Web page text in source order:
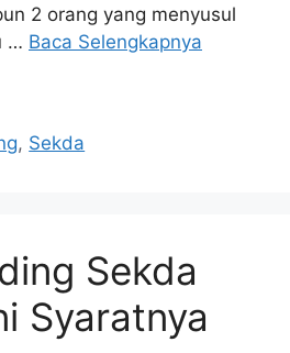
2 orang yang menyusul
… Baca Selengkapnya
, Sekda
Sekda
Syaratnya